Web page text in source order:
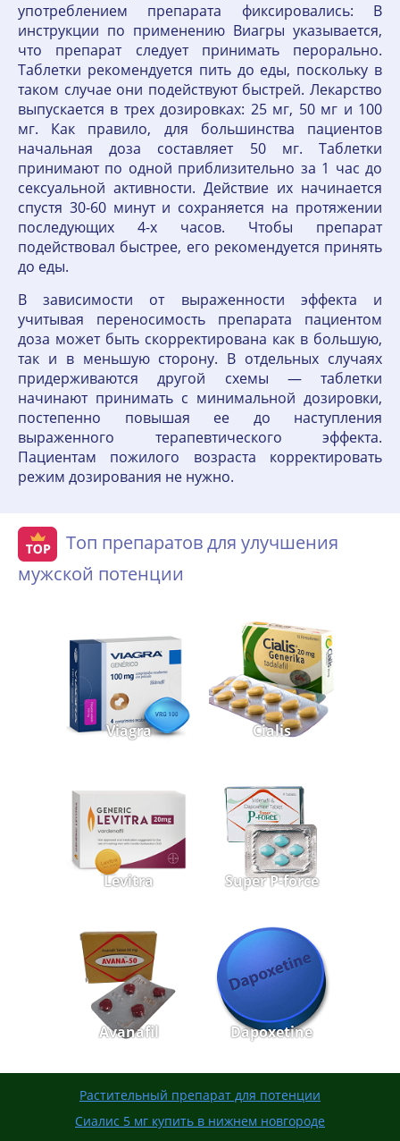
употреблением препарата фиксировались: В
инструкции по применению Виагры указывается,
что препарат следует принимать перорально.
Таблетки рекомендуется пить до еды, поскольку в
таком случае они подействуют быстрей. Лекарство
выпускается в трех дозировках: 25 мг, 50 мг и 100
мг. Как правило, для большинства пациентов
начальная доза составляет 50 мг. Таблетки
принимают по одной приблизительно за 1 час до
сексуальной активности. Действие их начинается
спустя 30-60 минут и сохраняется на протяжении
последующих 4-х часов. Чтобы препарат
подействовал быстрее, его рекомендуется принять
до еды.
В зависимости от выраженности эффекта и
учитывая переносимость препарата пациентом
доза может быть скорректирована как в большую,
так и в меньшую сторону. В отдельных случаях
придерживаются другой схемы — таблетки
начинают принимать с минимальной дозировки,
постепенно повышая ее до наступления
выраженного терапевтического эффекта.
Пациентам пожилого возраста корректировать
режим дозирования не нужно.
Топ препаратов для улучшения
мужской потенции
Viagra Cialis
Levitra Super P-force
Avanafil Dapoxetine
Растительный препарат для потенции
Сиалис 5 мг купить в нижнем новгороде